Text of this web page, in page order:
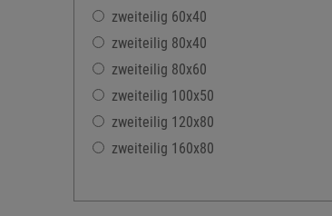
zweiteilig 60x40
zweiteilig 80x40
zweiteilig 80x60
zweiteilig 100x50
zweiteilig 120x80
zweiteilig 160x80